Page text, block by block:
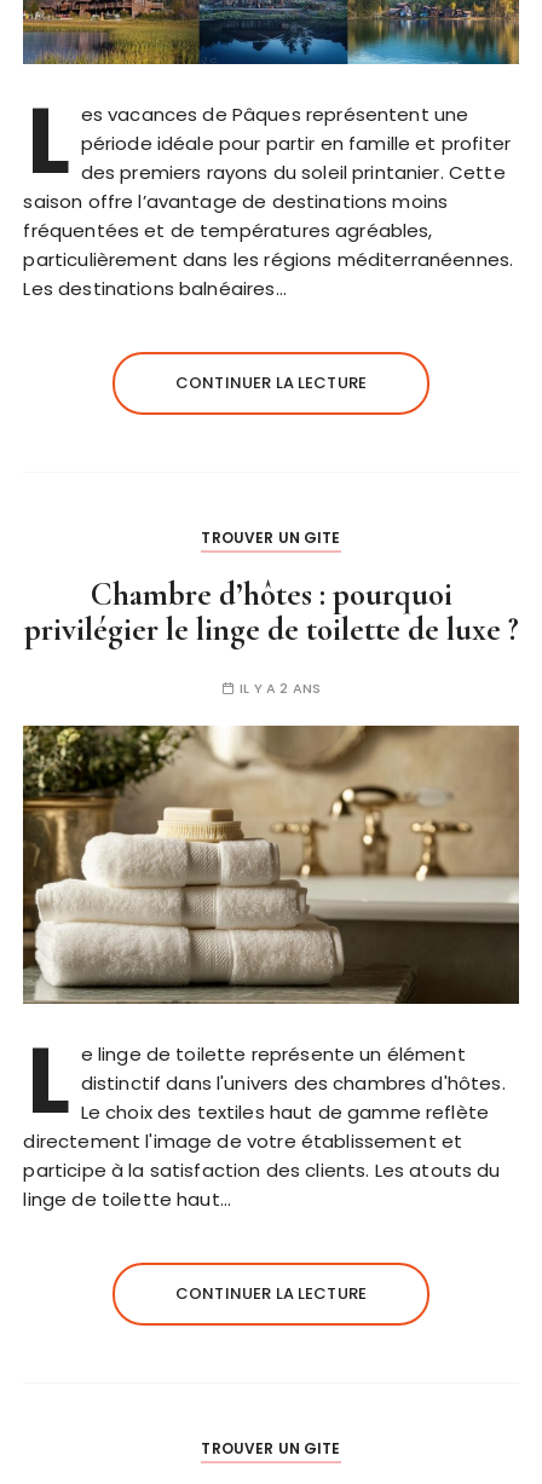
L es vacances de Pâques représentent une
période idéale pour partir en famille et profiter
des premiers rayons du soleil printanier. Cette
saison offre l’avantage de destinations moins
fréquentées et de températures agréables,
particulièrement dans les régions méditerranéennes.
Les destinations balnéaires…
CONTINUER LA LECTURE
TROUVER UN GITE
Chambre d’hôtes : pourquoi
privilégier le linge de toilette de luxe ?
IL Y A 2 ANS
L e linge de toilette représente un élément
distinctif dans l'univers des chambres d'hôtes.
Le choix des textiles haut de gamme reflète
directement l'image de votre établissement et
participe à la satisfaction des clients. Les atouts du
linge de toilette haut…
CONTINUER LA LECTURE
TROUVER UN GITE